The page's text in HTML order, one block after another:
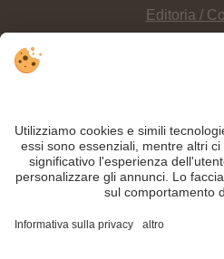
Editoria /
INFO: sagra della patatasi svolge a